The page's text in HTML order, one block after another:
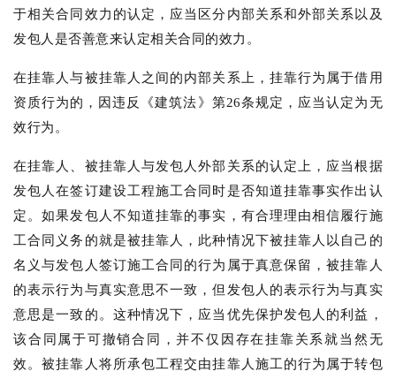
于相关合同效力的认定，应当区分内部关系和外部关系以及
发包人是否善意来认定相关合同的效力。
在挂靠人与被挂靠人之间的内部关系上，挂靠行为属于借用
资质行为的，因违反《建筑法》第26条规定，应当认定为无
效行为。
在挂靠人、被挂靠人与发包人外部关系的认定上，应当根据
发包人在签订建设工程施工合同时是否知道挂靠事实作出认
定。如果发包人不知道挂靠的事实，有合理理由相信履行施
工合同义务的就是被挂靠人，此种情况下被挂靠人以自己的
名义与发包人签订施工合同的行为属于真意保留，被挂靠人
的表示行为与真实意思不一致，但发包人的表示行为与真实
意思是一致的。这种情况下，应当优先保护发包人的利益，
该合同属于可撤销合同，并不仅因存在挂靠关系就当然无
效。被挂靠人将所承包工程交由挂靠人施工的行为属于转包